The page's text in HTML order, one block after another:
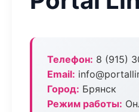
Телефон: 8 (915)
Email:
Город: Брянск
Режим работы: